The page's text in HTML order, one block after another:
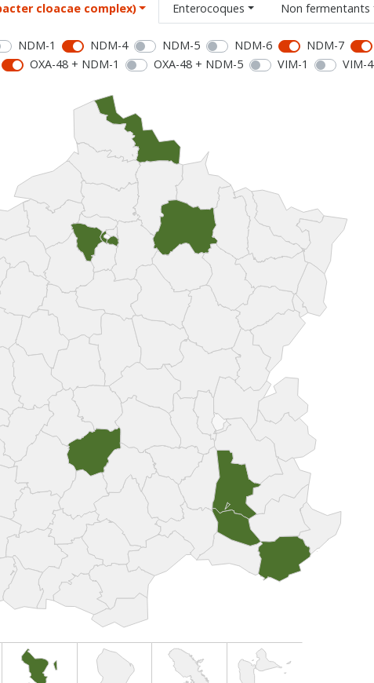
cloacae complex) Enterocoques Non fermentants
NDM-1 NDM-4 NDM-5 NDM-6 NDM-7
OXA-48 + NDM-1 OXA-48 + NDM-5 VIM-1 VIM-4